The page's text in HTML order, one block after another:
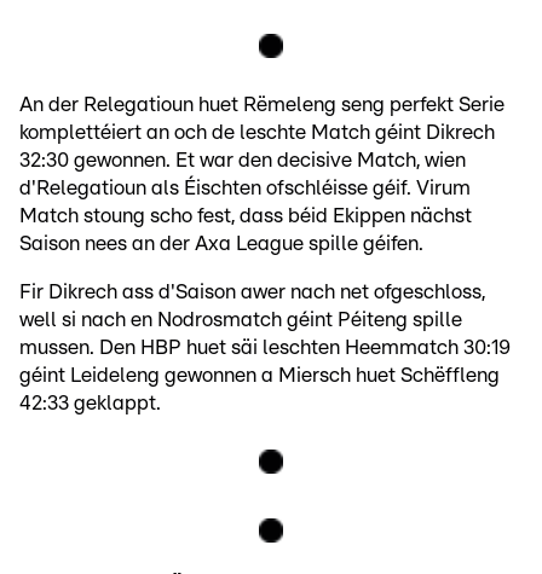
An der Relegatioun huet Rëmeleng seng perfekt Serie
komplettéiert an och de leschte Match géint Dikrech
32:30 gewonnen. Et war den decisive Match, wien
d'Relegatioun als Éischten ofschléisse géif. Virum
Match stoung scho fest, dass béid Ekippen nächst
Saison nees an der Axa League spille géifen.
Fir Dikrech ass d'Saison awer nach net ofgeschloss,
well si nach en Nodrosmatch géint Péiteng spille
mussen. Den HBP huet säi leschten Heemmatch 30:19
géint Leideleng gewonnen a Miersch huet Schëffleng
42:33 geklappt.